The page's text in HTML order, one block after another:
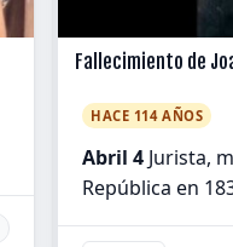
Fallecimiento de
HACE 114 AÑOS
Abril 4 Jurista,
República en